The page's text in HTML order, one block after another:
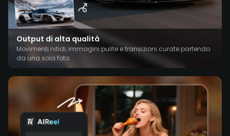
Output di alta qualità
Movimenti nitidi, immagini pulite e transizioni curate partendo
da una sola foto.